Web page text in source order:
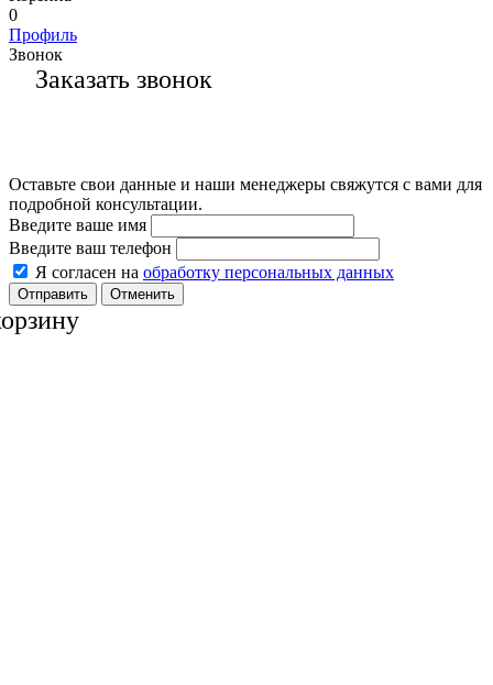
0
Профиль
Звонок
Заказать звонок
Оставьте свои данные и наши менеджеры свяжутся с вами для
подробной консультации.
Введите ваше имя
Введите ваш телефон
Я согласен на обработку персональных данных
Отменить